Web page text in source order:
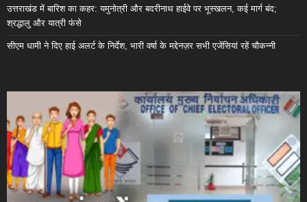
उत्तराखंड में बारिश का कहर: यमुनोत्री और बदरीनाथ हाईवे पर भूस्खलन, कई मार्ग बंद;
श्रद्धालु और यात्री फंसे
सीएम धामी ने दिए हाई अलर्ट के निर्देश, भारी वर्षा के मद्देनज़र सभी एजेंसियां रहें चौकन्नी